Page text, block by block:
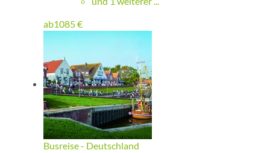
ab1085€
Busreise - Deutschland